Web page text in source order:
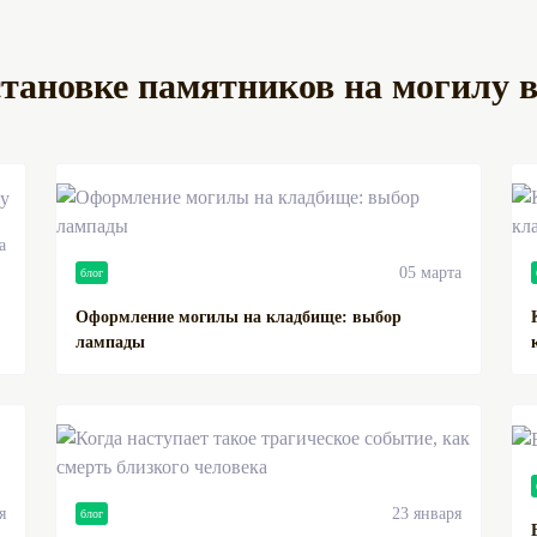
памятников на могилу
блог 05 марта
Оформление могилы на кладбище: выбор
лампады
блог 23 января